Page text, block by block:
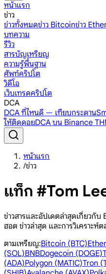
หน้าแรก
ข่าว
ข่าวทั้งหมดข่าว Bitcoinข่าว
บทความ
รีวิว
สารบัญเหรียญ
ความรู้พื้นฐาน
ศัพท์คริปโต
วิดีโอ
เว็บเทรดคริปโต
DCA
DCA ที่ไหนดี — เทียบกระดาน
ให้ติดดอยDCA บน Binance TH
หน้าแรก
/ข่าว
แท็ก #Tom
ข่าวสารและอัปเดตล่าสุดเกี่ยวกั
ฮอต ข่าวล่าสุด และการวิเคราะห์
ตามเหรียญ:Bitcoin (BTC)
(SOL)BNBDogecoin (DOGE)
(ADA)Polygon (MATIC)Tron